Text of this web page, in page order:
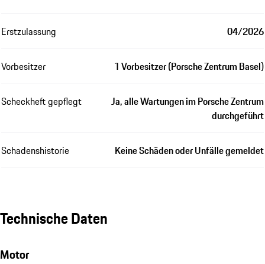
Erstzulassung 04/2026
Vorbesitzer 1 Vorbesitzer (Porsche Zentrum Basel)
Scheckheft gepflegt
Ja, alle Wartungen im Porsche Zentrum
durchgeführt
Schadenshistorie Keine Schäden oder Unfälle gemeldet
Technische Daten
Motor